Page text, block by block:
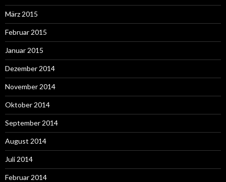
März 2015
Februar 2015
Januar 2015
Dezember 2014
November 2014
Oktober 2014
September 2014
August 2014
Juli 2014
Februar 2014